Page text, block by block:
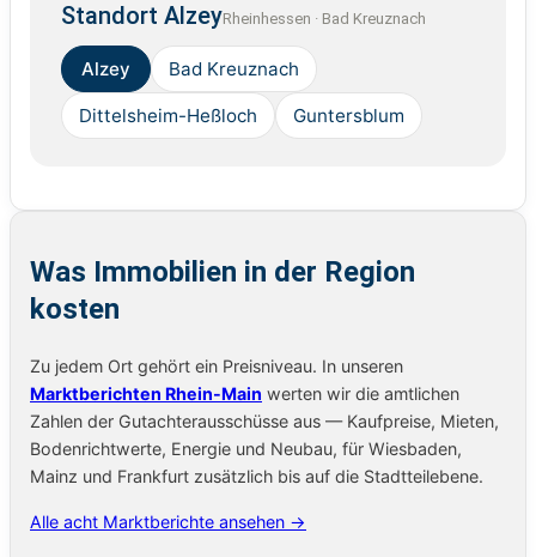
Standort AlzeyRheinhessen · Bad Kreuznach
Alzey Bad Kreuznach
Dittelsheim-Heßloch Guntersblum
Was Immobilien in der Region
kosten
Zu jedem Ort gehört ein Preisniveau. In unseren
Marktberichten Rhein-Main werten wir die amtlichen
Zahlen der Gutachterausschüsse aus — Kaufpreise, Mieten,
Bodenrichtwerte, Energie und Neubau, für Wiesbaden,
Mainz und Frankfurt zusätzlich bis auf die Stadtteilebene.
Alle acht Marktberichte ansehen →